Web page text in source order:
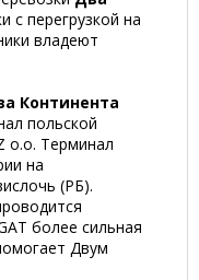
с перегрузкой на
владеют
Континента
польской
o.o. Терминал
на
(РБ).
более сильная
Двум